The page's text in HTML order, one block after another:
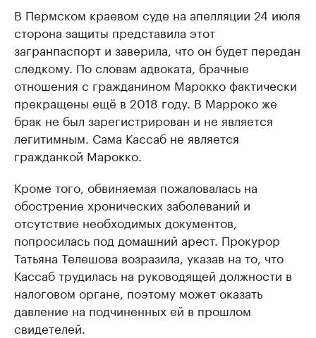
В Пермском краевом суде на апелляции 24 июля
сторона защиты представила этот
загранпаспорт и заверила, что он будет передан
следкому. По словам адвоката, брачные
отношения с гражданином Марокко фактически
прекращены ещё в 2018 году. В Марроко же
брак не был зарегистрирован и не является
легитимным. Сама Кассаб не является
гражданкой Марокко.
Кроме того, обвиняемая пожаловалась на
обострение хронических заболеваний и
отсутствие необходимых документов,
попросилась под домашний арест. Прокурор
Татьяна Телешова возразила, указав на то, что
Кассаб трудилась на руководящей должности в
налоговом органе, поэтому может оказать
давление на подчиненных ей в прошлом
свидетелей.